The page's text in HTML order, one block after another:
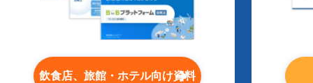
飲食店、旅館・ホテル向け資料